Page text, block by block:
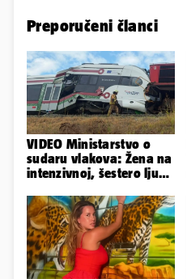
Preporučeni članci
VIDEO Ministarstvo o
sudaru vlakova: Žena na
intenzivnoj, šestero ljudi